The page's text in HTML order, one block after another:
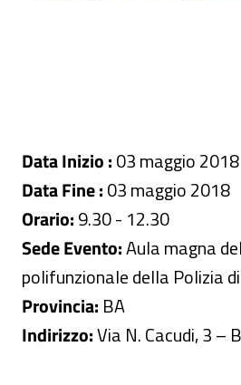
Data Inizio :03 maggio 2018
Data Fine :03 maggio 2018
Orario:9.30 - 12.30
Sede Evento:Aula magna
polifunzionale della Polizia
Provincia: BA
Indirizzo:Via N. Cacudi, 3 –